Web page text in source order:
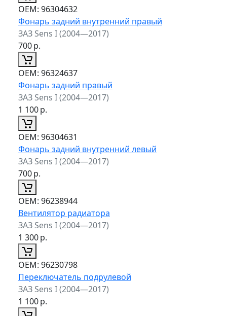
ОЕМ: 96304632
Фонарь задний внутренний правый
ЗАЗ Sens I (2004—2017)
700р.
ОЕМ: 96324637
Фонарь задний правый
ЗАЗ Sens I (2004—2017)
1 100р.
ОЕМ: 96304631
Фонарь задний внутренний левый
ЗАЗ Sens I (2004—2017)
700р.
ОЕМ: 96238944
Вентилятор радиатора
ЗАЗ Sens I (2004—2017)
1 300р.
ОЕМ: 96230798
Переключатель подрулевой
ЗАЗ Sens I (2004—2017)
1 100р.